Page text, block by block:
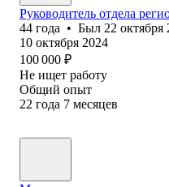
Руководитель отдела
44 года • Был 22 октября
10 октября 2024
100 000 ₽
Не ищет работу
Общий опыт
22 года 7 месяцев